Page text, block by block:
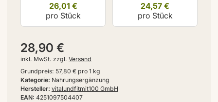
Hersteller vitalundfitmit100 GmbH
EAN 4251097504407
Kategorie Nahrungsergänzung
28,90 €
inkl. MwSt. zzgl. Versand
Grundpreis: 57,80 € pro 1 kg
26,01 €
pro Stück
24,57 €
pro Stück